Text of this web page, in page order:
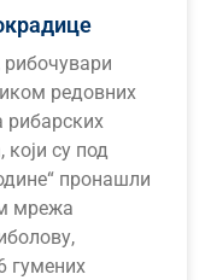
редовних
рибарских
су под
пронашли
мрежа
гумених